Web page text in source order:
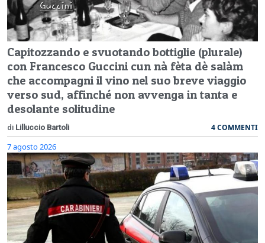
Capitozzando e svuotando bottiglie (plurale)
con Francesco Guccini cun nà fèta dè salàm
che accompagni il vino nel suo breve viaggio
verso sud, affinché non avvenga in tanta e
desolante solitudine
di Lilluccio Bartoli 4 COMMENTI
7 agosto 2026